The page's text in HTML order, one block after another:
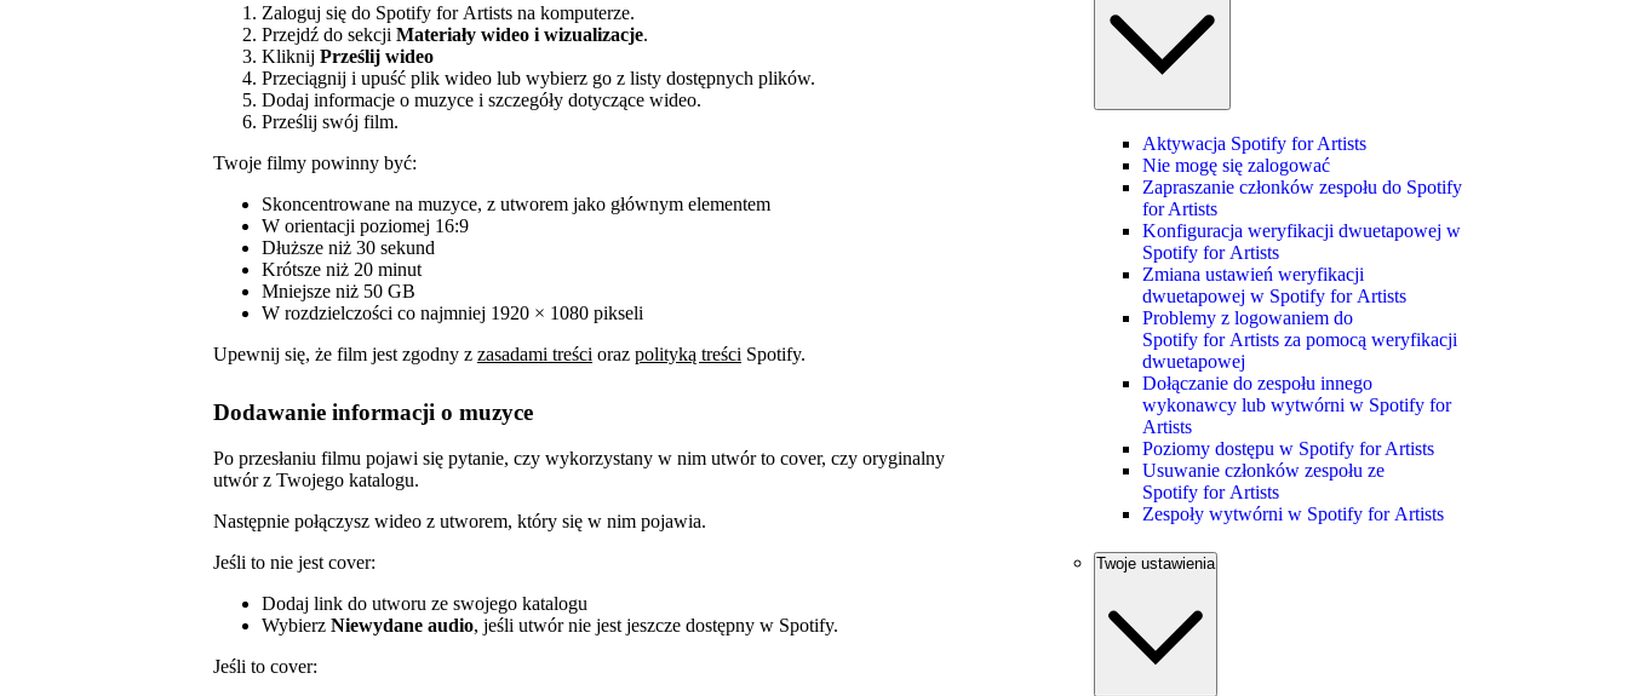
Zaloguj się do Spotify for Artists na komputerze.
Przejdź do sekcji Materiały wideo i wizualizacje.
Kliknij Prześlij wideo
Przeciągnij i upuść plik wideo lub wybierz go z listy dostępnych plików.
Dodaj informacje o muzyce i szczegóły dotyczące wideo.
Prześlij swój film.
Twoje filmy powinny być:
Skoncentrowane na muzyce, z utworem jako głównym elementem
W orientacji poziomej 16:9
Dłuższe niż 30 sekund
Krótsze niż 20 minut
Mniejsze niż 50 GB
W rozdzielczości co najmniej 1920 × 1080 pikseli
Upewnij się, że film jest zgodny z zasadami treści oraz polityką treści Spotify.
Dodawanie informacji o muzyce
Po przesłaniu filmu pojawi się pytanie, czy wykorzystany w nim utwór to cover, czy oryginalny
utwór z Twojego katalogu.
Następnie połączysz wideo z utworem, który się w nim pojawia.
Jeśli to nie jest cover:
Dodaj link do utworu ze swojego katalogu
Wybierz Niewydane audio, jeśli utwór nie jest jeszcze dostępny w Spotify.
Jeśli to cover:
Aktywacja Spotify for Artists
Nie mogę się zalogować
Zapraszanie członków zespołu do Spotify
for Artists
Konfiguracja weryfikacji dwuetapowej w
Spotify for Artists
Zmiana ustawień weryfikacji
dwuetapowej w Spotify for Artists
Problemy z logowaniem do
Spotify for Artists za pomocą weryfikacji
dwuetapowej
Dołączanie do zespołu innego
wykonawcy lub wytwórni w Spotify for
Artists
Poziomy dostępu w Spotify for Artists
Usuwanie członków zespołu ze
Spotify for Artists
Zespoły wytwórni w Spotify for Artists
Twoje ustawienia